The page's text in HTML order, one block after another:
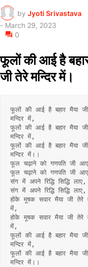
by Jyoti Srivastava
- March 29, 2023
0
फूलों की आई है
जी तेरे मन्दिर में।
फूलों की आई है बहार मैया
मन्दिर में,
फूलों की आई है बहार मैया
मन्दिर में,
फूलों की आई है बहार मैया
मन्दिर में।।
फूल चढ़ाने को गणपति जी
फूल चढ़ाने को गणपति जी
संग में अपने रिद्धि सिद्धि लाए,
संग में अपने रिद्धि सिद्धि लाए,
होके मूषक सवार मैया जी तेरे
में,
होके मूषक सवार मैया जी तेरे
में,
फूलों की आई है बहार मैया
मन्दिर में,
फूलों की आई है बहार मैया
मन्दिर में।।